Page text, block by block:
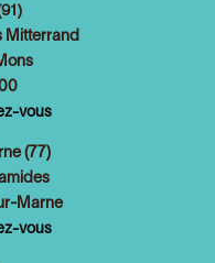
Mitterrand
vous
(77)
Marne
vous